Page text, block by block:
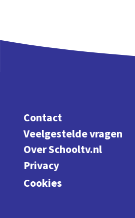
Contact
Veelgestelde vragen
Over Schooltv.nl
Privacy
Cookies